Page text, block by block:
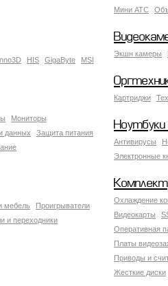
Мини АТС
Экшн камеры
HIS GigaByte
MSI
Картриджи
Мониторы
данных
Защита питания
Антивирусы
Электронные
Охлаждение
Видеокарты
Оперативная
Платы
Приводы и
Жесткие диски
мебель
Проигрыватели
и переходники